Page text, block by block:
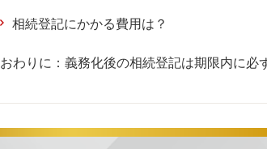
相続登記にかかる費用は？
おわりに：義務化後の相続登記は期限内に必